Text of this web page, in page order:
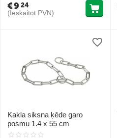
€924
(Ieskaitot PVN)
Kakla siksna ķēde garo
posmu 1.4 x 55 cm